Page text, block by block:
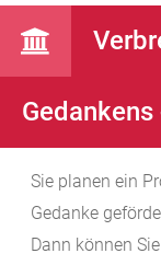
Sie planen ein
Gedanke
Dann können